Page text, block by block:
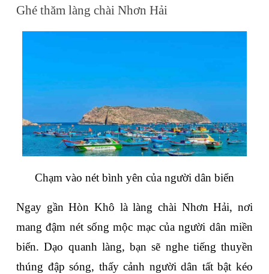
Ghé thăm làng chài Nhơn Hải
Chạm vào nét bình yên của người dân biển
Ngay gần Hòn Khô là làng chài Nhơn Hải, nơi
mang đậm nét sống mộc mạc của người dân miền
biển. Dạo quanh làng, bạn sẽ nghe tiếng thuyền
thúng đập sóng, thấy cảnh người dân tất bật kéo